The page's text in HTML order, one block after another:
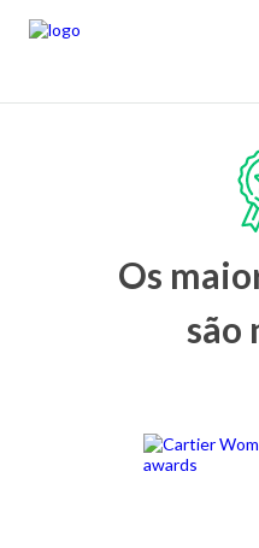
Os
são